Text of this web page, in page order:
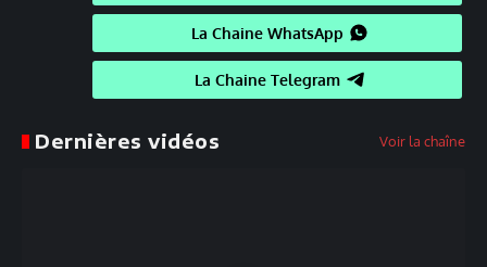
La Chaine WhatsApp
La Chaine Telegram
Dernières vidéos Voir la chaîne